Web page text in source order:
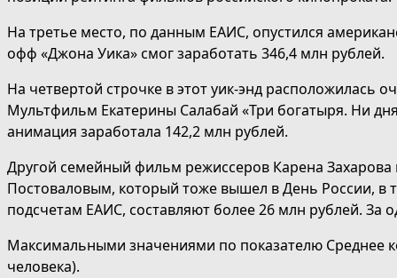
На третье место, по данным ЕАИС, опустился
офф «Джона Уика» смог заработать 346,4 млн рублей.
На четвертой строчке в этот уик-энд
Мультфильм Екатерины Салабай «Три богатыря. Ни
анимация заработала 142,2 млн рублей.
Другой семейный фильм режиссеров Карена
Постоваловым, который тоже вышел в День России, в
подсчетам ЕАИС, составляют более 26 млн рублей. За
Максимальными значениями по показателю Среднее
человека).